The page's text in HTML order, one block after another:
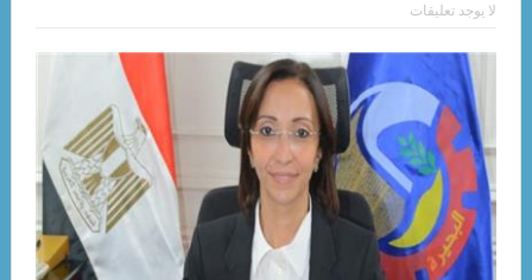
لا يوجد تعليقات